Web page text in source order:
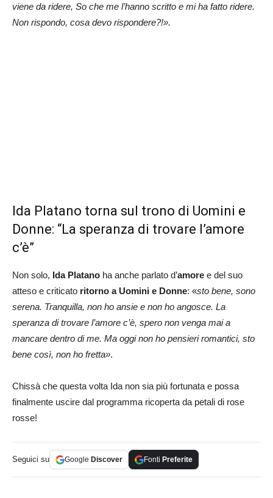
viene da ridere, So che me l’hanno scritto e mi ha fatto ridere.
Non rispondo, cosa devo rispondere?!».
Ida Platano torna sul trono di Uomini e
Donne: “La speranza di trovare l’amore
c’è”
Non solo, Ida Platano ha anche parlato d’amore e del suo
atteso e criticato ritorno a Uomini e Donne: «sto bene, sono
serena. Tranquilla, non ho ansie e non ho angosce. La
speranza di trovare l’amore c’è, spero non venga mai a
mancare dentro di me. Ma oggi non ho pensieri romantici, sto
bene così, non ho fretta».
Chissà che questa volta Ida non sia più fortunata e possa
finalmente uscire dal programma ricoperta da petali di rose
rosse!
Seguici su Google Discover Fonti Preferite